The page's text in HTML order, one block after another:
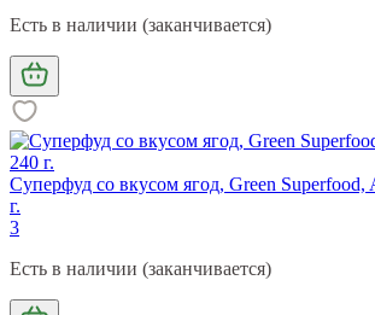
Есть в наличии (заканчивается)
Суперфуд со вкусом ягод, Green Superfood,
г.
3
Есть в наличии (заканчивается)